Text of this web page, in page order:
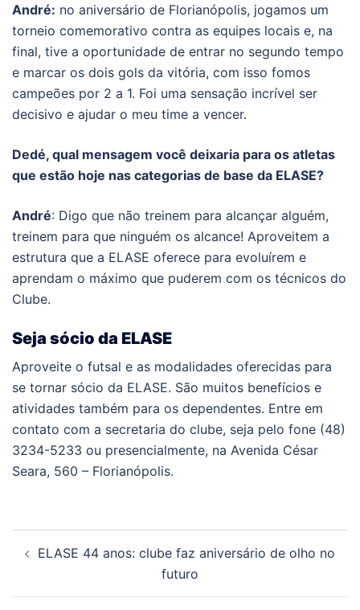
André: no aniversário de Florianópolis, jogamos um
torneio comemorativo contra as equipes locais e, na
final, tive a oportunidade de entrar no segundo tempo
e marcar os dois gols da vitória, com isso fomos
campeões por 2 a 1. Foi uma sensação incrível ser
decisivo e ajudar o meu time a vencer.
Dedé, qual mensagem você deixaria para os atletas
que estão hoje nas categorias de base da ELASE?
André: Digo que não treinem para alcançar alguém,
treinem para que ninguém os alcance! Aproveitem a
estrutura que a ELASE oferece para evoluírem e
aprendam o máximo que puderem com os técnicos do
Clube.
Seja sócio da ELASE
Aproveite o futsal e as modalidades oferecidas para
se tornar sócio da ELASE. São muitos benefícios e
atividades também para os dependentes. Entre em
contato com a secretaria do clube, seja pelo fone (48)
3234-5233 ou presencialmente, na Avenida César
Seara, 560 – Florianópolis.
de ELASE 44 anos: clube faz aniversário de olho no
futuro